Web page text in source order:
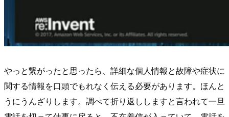
やっと繋がったと思ったら、詳細な個人情報と故障や症状に
関する情報を口頭でもれなく伝える必要があります。ほんと
うにうんざりします。調べて折り返ししますと言われて一旦